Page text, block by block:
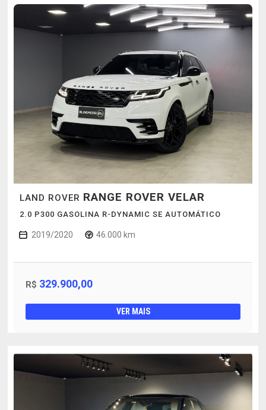
LAND ROVER RANGE ROVER VELAR
2.0 P300 GASOLINA R-DYNAMIC SE AUTOMÁTICO
2019/2020 46.000 km
R$ 329.900,00
VER MAIS